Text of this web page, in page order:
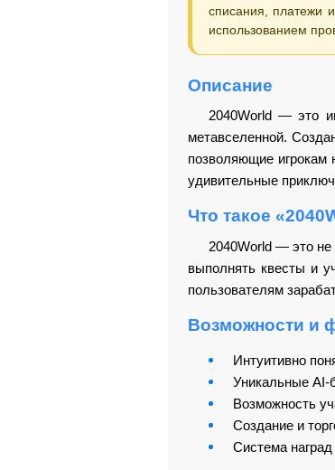
списания, платежи
использованием
Описание
2040World — это
метавселенной.
позволяющие игрокам
удивительные
Что такое
2040World — это не
выполнять квесты и
пользователям
Возможности и
Интуитивно
Уникальные AI-
Возможность
Создание и
Система